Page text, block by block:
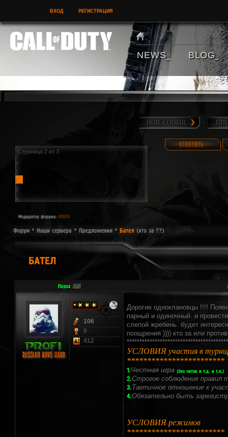
ВХОД РЕГИСТРАЦИЯ
N E W S B L O G
НОВ. СООБЩ. ·
Страница 2 из 3
«
1
2
3
»
106
9
412
Дорогие одноклановцы !!!!
парный и одиночный. и
слепой жребень. будет
поощрения )))) кто за или
УСЛОВИЯ участия в
************************
Честная игра
Строгое соблюдение правил
Тактичное отношение к
Обязательно быть
УСЛОВИЯ режимов
************************